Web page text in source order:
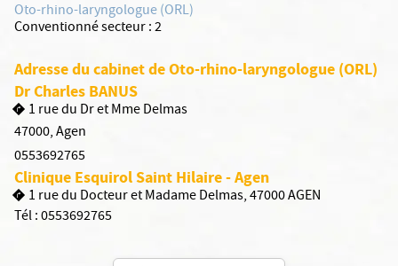
Oto-rhino-laryngologue (ORL)
Conventionné secteur :2
Adresse du cabinet de Oto-rhino-laryngologue (ORL)
Dr Charles BANUS
1 rue du Dr et Mme Delmas
47000,Agen
0553692765
Clinique Esquirol Saint Hilaire - Agen
1 rue du Docteur et Madame Delmas, 47000 AGEN
Tél :0553692765